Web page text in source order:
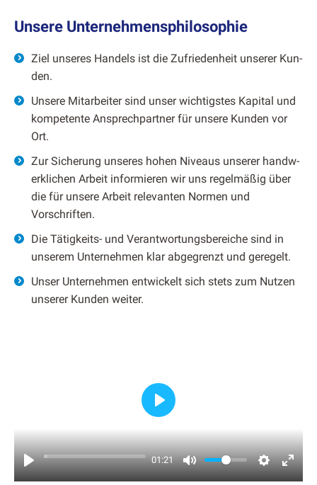
Unsere Unternehmensphilosophie
Ziel unseres Han­dels ist die Zufrieden­heit unser­er Kun­
den.
Unsere Mitar­beit­er sind unser wichtig­stes Kap­i­tal und
kom­pe­tente Ansprech­part­ner für unsere Kun­den vor
Ort.
Zur Sicherung unseres hohen Niveaus unser­er handw­
erk­lichen Arbeit informieren wir uns regelmäßig über
die für unsere Arbeit rel­e­van­ten Nor­men und
Vorschriften.
Die Tätigkeits- und Ver­ant­wor­tungs­bere­iche sind in
unserem Unternehmen klar abge­gren­zt und geregelt.
Unser Unternehmen entwick­elt sich stets zum Nutzen
unser­er Kun­den weit­er.
01:21
Play